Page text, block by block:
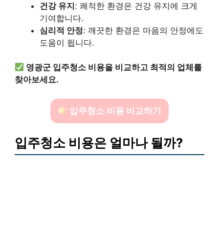
건강 유지: 쾌적한 환경은 건강 유지에 크게
기여합니다.
심리적 안정: 깨끗한 환경은 마음의 안정에도
도움이 됩니다.
영광군 입주청소 비용을 비교하고 최적의 업체를
찾아보세요.
입주청소 비용 비교하기
입주청소 비용은 얼마나 될까?